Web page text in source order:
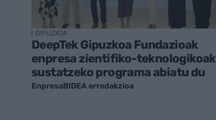
GIPUZKOA
DeepTek Gipuzkoa Fundazioak
enpresa zientifiko-teknologikoak
sustatzeko programa abiatu du
EnpresaBIDEA erredakzioa